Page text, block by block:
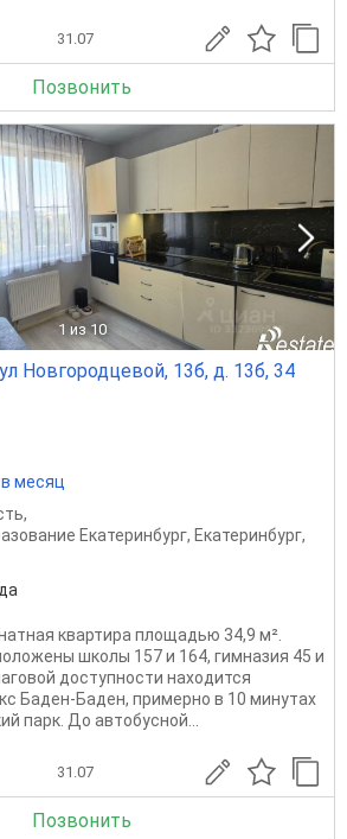
31.07
Позвонить
1 из 10
Новгородцевой, 13б, д. 13б, 34
месяц
,
Екатеринбург, Екатеринбург,
квартира площадью 34,9 м².
школы 157 и 164, гимназия 45 и
доступности находится
Баден-Баден, примерно в 10 минутах
парк. До автобусной...
31.07
Позвонить